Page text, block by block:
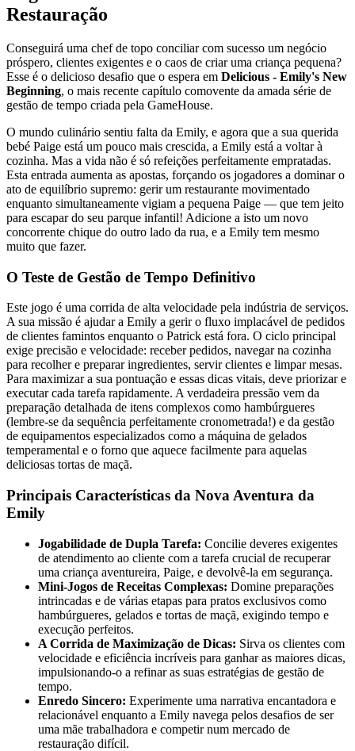
Restauração
Conseguirá uma chef de topo conciliar com sucesso um negócio
próspero, clientes exigentes e o caos de criar uma criança pequena?
Esse é o delicioso desafio que o espera em Delicious - Emily's New
Beginning, o mais recente capítulo comovente da amada série de
gestão de tempo criada pela GameHouse.
O mundo culinário sentiu falta da Emily, e agora que a sua querida
bebé Paige está um pouco mais crescida, a Emily está a voltar à
cozinha. Mas a vida não é só refeições perfeitamente empratadas.
Esta entrada aumenta as apostas, forçando os jogadores a dominar o
ato de equilíbrio supremo: gerir um restaurante movimentado
enquanto simultaneamente vigiam a pequena Paige — que tem jeito
para escapar do seu parque infantil! Adicione a isto um novo
concorrente chique do outro lado da rua, e a Emily tem mesmo
muito que fazer.
O Teste de Gestão de Tempo Definitivo
Este jogo é uma corrida de alta velocidade pela indústria de serviços.
A sua missão é ajudar a Emily a gerir o fluxo implacável de pedidos
de clientes famintos enquanto o Patrick está fora. O ciclo principal
exige precisão e velocidade: receber pedidos, navegar na cozinha
para recolher e preparar ingredientes, servir clientes e limpar mesas.
Para maximizar a sua pontuação e essas dicas vitais, deve priorizar e
executar cada tarefa rapidamente. A verdadeira pressão vem da
preparação detalhada de itens complexos como hambúrgueres
(lembre-se da sequência perfeitamente cronometrada!) e da gestão
de equipamentos especializados como a máquina de gelados
temperamental e o forno que aquece facilmente para aquelas
deliciosas tortas de maçã.
Principais Características da Nova Aventura da
Emily
Jogabilidade de Dupla Tarefa: Concilie deveres exigentes
de atendimento ao cliente com a tarefa crucial de recuperar
uma criança aventureira, Paige, e devolvê-la em segurança.
Mini-Jogos de Receitas Complexas: Domine preparações
intrincadas e de várias etapas para pratos exclusivos como
hambúrgueres, gelados e tortas de maçã, exigindo tempo e
execução perfeitos.
A Corrida de Maximização de Dicas: Sirva os clientes com
velocidade e eficiência incríveis para ganhar as maiores dicas,
impulsionando-o a refinar as suas estratégias de gestão de
tempo.
Enredo Sincero: Experimente uma narrativa encantadora e
relacionável enquanto a Emily navega pelos desafios de ser
uma mãe trabalhadora e competir num mercado de
restauração difícil.